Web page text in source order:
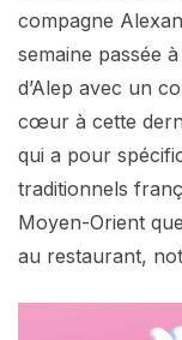
compagne
semaine passée
d’Alep avec un
cœur à cette
qui a pour
traditionnels
Moyen-Orient
au restaurant,